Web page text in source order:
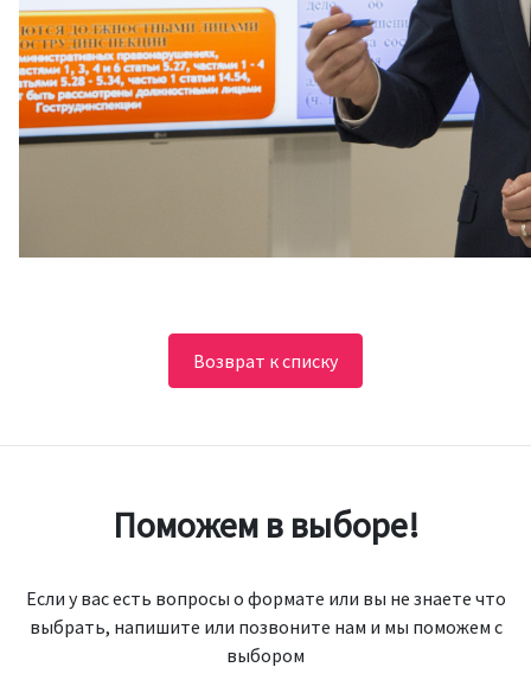
Возврат к списку
Поможем в выборе!
Если у вас есть вопросы о формате или вы не знаете что
выбрать, напишите или позвоните нам и мы поможем с
выбором